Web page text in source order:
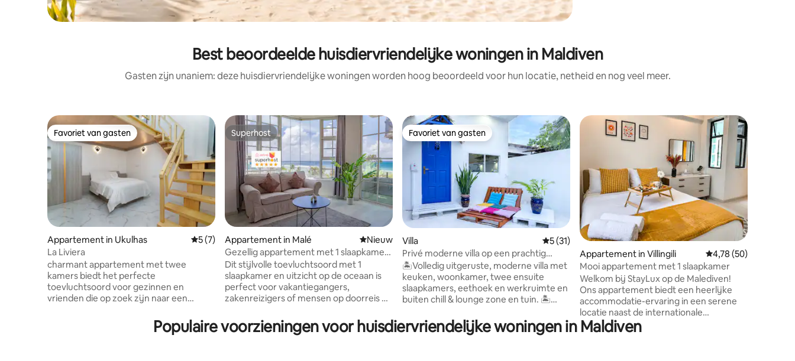
Best beoordeelde huisdiervriendelijke woningen in Maldiven
Gasten zijn unaniem: deze huisdiervriendelijke woningen worden hoog beoordeeld voor hun locatie, netheid en nog veel meer.
Favoriet van gasten
Favoriet van gasten
Appartement in Ukulhas Gemiddelde beoordeling van 5 op 5, 7 recensies
5 (7)
La Liviera
charmant appartement met twee
kamers biedt het perfecte
toevluchtsoord voor gezinnen en
vrienden die op zoek zijn naar een
familiekamer biedt een gezellige en
uitnodigende ruimte om samen tot rust
Superhost
Superhost
Appartement in Malé Nieuwe accommodatie
Nieuw
Gezellig appartement met 1 slaapkamer
bij het strand en uitzicht op de oceaan
Dit stijlvolle toevluchtsoord met 1
slaapkamer en uitzicht op de oceaan is
perfect voor vakantiegangers,
zakenreizigers of mensen op doorreis en
het strand in Hulhumalé. Ontspan in een
ruime, rustige ruimte ontworpen voor
Favoriet van gasten
Favoriet van gasten
Villa Gemiddelde beoordeling van 5 op 5, 31 recensies
5 (31)
Privé moderne villa op een prachtig
eiland
🏝Volledig uitgeruste, moderne villa met
keuken, woonkamer, twee ensuite
slaapkamers, eethoek en werkruimte en
buiten chill & lounge zone en tuin. 🏝
je familie en vrienden op een prachtig
eiland Ukulhas in het paradijs van de
Appartement in Villingili Gemiddelde
4,78 (50)
Mooi appartement met 1 slaapkamer
Welkom bij StayLux op de Malediven!
Ons appartement biedt een heerlijke
accommodatie-ervaring in een serene
locatie naast de internationale
luchthaven Velena. Een prachtig
natuurlijk strand ligt op slechts 2
Populaire voorzieningen voor huisdiervriendelijke woningen in Maldiven